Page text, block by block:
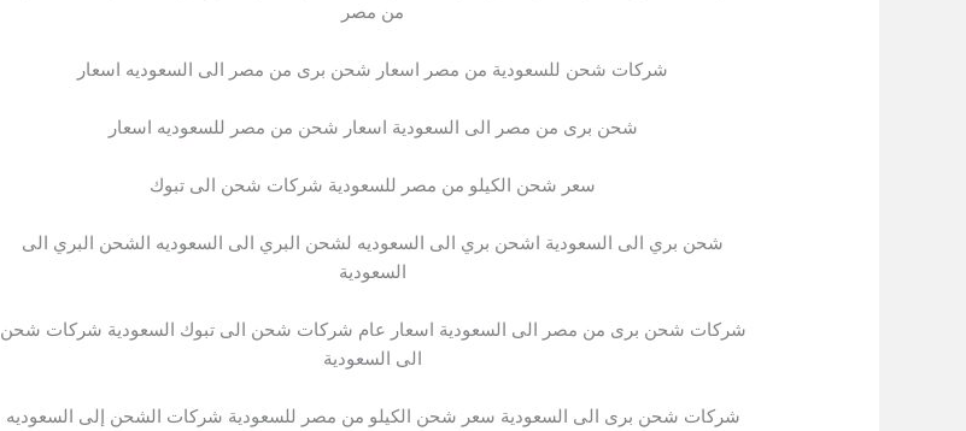
من مصر
شركات شحن للسعودية من مصر اسعار شحن برى من مصر الى السعوديه اسعار
شحن برى من مصر الى السعودية اسعار شحن من مصر للسعوديه اسعار
سعر شحن الكيلو من مصر للسعودية شركات شحن الى تبوك
شحن بري الى السعودية اشحن بري الى السعوديه لشحن البري الى السعوديه الشحن البري الى
السعودية
شركات شحن برى من مصر الى السعودية اسعار عام شركات شحن الى تبوك السعودية شركات شحن
الى السعودية
شركات شحن برى الى السعودية سعر شحن الكيلو من مصر للسعودية شركات الشحن إلى السعوديه